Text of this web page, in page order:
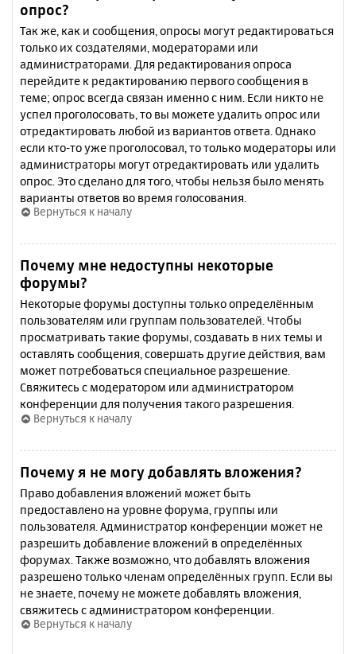
опрос?
Так же, как и сообщения, опросы могут редактироваться
только их создателями, модераторами или
администраторами. Для редактирования опроса
перейдите к редактированию первого сообщения в
теме; опрос всегда связан именно с ним. Если никто не
успел проголосовать, то вы можете удалить опрос или
отредактировать любой из вариантов ответа. Однако
если кто-то уже проголосовал, то только модераторы или
администраторы могут отредактировать или удалить
опрос. Это сделано для того, чтобы нельзя было менять
варианты ответов во время голосования.
Вернуться к началу
Почему мне недоступны некоторые
форумы?
Некоторые форумы доступны только определённым
пользователям или группам пользователей. Чтобы
просматривать такие форумы, создавать в них темы и
оставлять сообщения, совершать другие действия, вам
может потребоваться специальное разрешение.
Свяжитесь с модератором или администратором
конференции для получения такого разрешения.
Вернуться к началу
Почему я не могу добавлять вложения?
Право добавления вложений может быть
предоставлено на уровне форума, группы или
пользователя. Администратор конференции может не
разрешить добавление вложений в определённых
форумах. Также возможно, что добавлять вложения
разрешено только членам определённых групп. Если вы
не знаете, почему не можете добавлять вложения,
свяжитесь с администратором конференции.
Вернуться к началу